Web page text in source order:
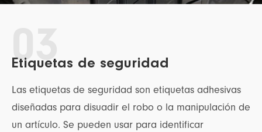
03
Etiquetas de seguridad
Las etiquetas de seguridad son etiquetas adhesivas
diseñadas para disuadir el robo o la manipulación de
un artículo. Se pueden usar para identificar